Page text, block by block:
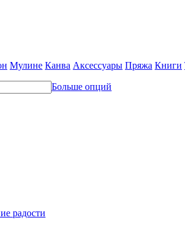
Мулине Канва Аксессуары Пряжа Книги
Больше опций
радости